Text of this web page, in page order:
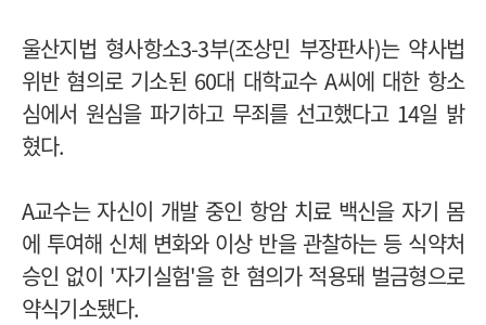
울산지법 형사항소3-3부(조상민 부장판사)는 약사법
위반 혐의로 기소된 60대 대학교수A씨에 대한 항소
심에서 원심을 파기하고 무죄를 선고했다고 14일 밝
혔다.
A교수는 자신이 개발 중인 항암 치료 백신을 자기 몸
에 투여해 신체 변화와 이상 반을 관찰하는 등 식약처
승인 없이 '자기실험'을 한 혐의가 적용돼 벌금형으로
약식기소됐다.